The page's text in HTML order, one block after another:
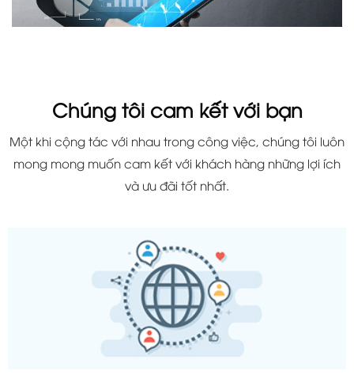
Chúng tôi cam kết với bạn
Một khi cộng tác với nhau trong công việc, chúng tôi luôn
mong mong muốn cam kết với khách hàng những lợi ích
và ưu đãi tốt nhất.